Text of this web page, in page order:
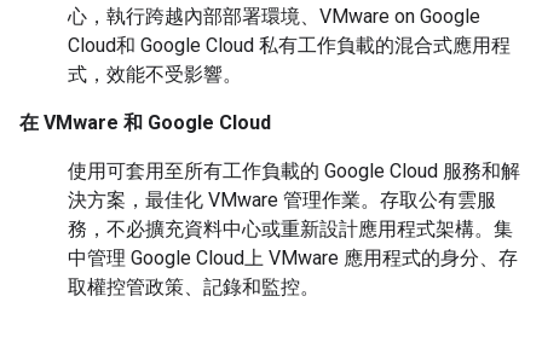
心，執行跨越內部部署環境、VMware on Google
Cloud和 Google Cloud 私有工作負載的混合式應用程
式，效能不受影響。
在 VMware 和 Google Cloud
使用可套用至所有工作負載的 Google Cloud 服務和解
決方案，最佳化 VMware 管理作業。存取公有雲服
務，不必擴充資料中心或重新設計應用程式架構。集
中管理 Google Cloud上 VMware 應用程式的身分、存
取權控管政策、記錄和監控。